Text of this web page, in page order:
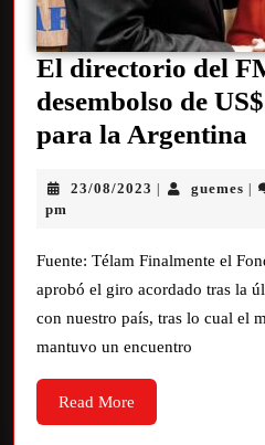
El directorio del
desembolso de
para la Argentina
23/08/2023 | guemes |
pm
Fuente: Télam Finalmente el
aprobó el giro acordado tras la
con nuestro país, tras lo cual el
mantuvo un encuentro
Read More